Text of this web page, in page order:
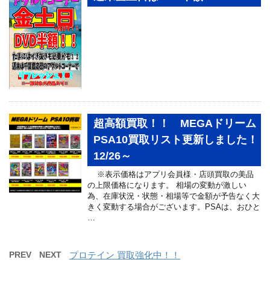
超高額買取！！ MEGAドリーム
PSA10買取リスト更新しました！
12/26～
※表示価格はアプリ会員様・店頭買取の美品
の上限価格になります。 相場の変動が激しい
為、在庫状況・状態・相場等で金額が予告なく大
きく変動する場合がございます。PSAは、おひと
PREV NEXT プロテイン 買取強化中！！